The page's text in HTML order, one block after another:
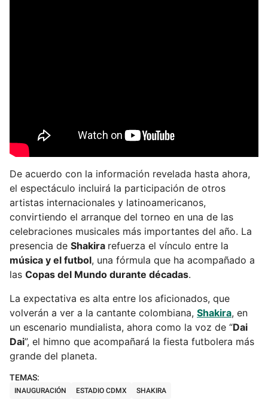
De acuerdo con la información revelada hasta ahora,
el espectáculo incluirá la participación de otros
artistas internacionales y latinoamericanos,
convirtiendo el arranque del torneo en una de las
celebraciones musicales más importantes del año. La
presencia de Shakira refuerza el vínculo entre la
música y el futbol, una fórmula que ha acompañado a
las Copas del Mundo durante décadas.
La expectativa es alta entre los aficionados, que
volverán a ver a la cantante colombiana, Shakira, en
un escenario mundialista, ahora como la voz de “Dai
Dai”, el himno que acompañará la fiesta futbolera más
grande del planeta.
INAUGURACIÓN ESTADIO CDMX SHAKIRA